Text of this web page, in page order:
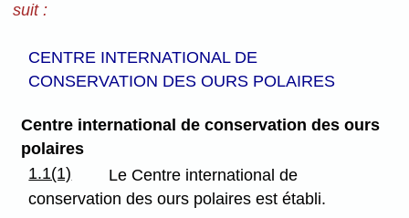
suit :
CENTRE INTERNATIONAL DE
CONSERVATION DES OURS POLAIRES
Centre international de conservation des ours
polaires
1.1(1)
Le Centre international de
conservation des ours polaires est établi.